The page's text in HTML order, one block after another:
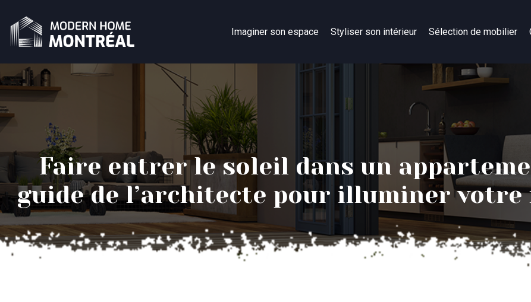
Imaginer son espace Styliser son intérieur Sélection de mobilier
Faire entrer le soleil dans un
guide de l’architecte pour illuminer